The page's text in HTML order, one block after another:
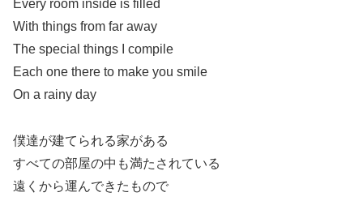
Every room inside is filled
With things from far away
The special things I compile
Each one there to make you smile
On a rainy day
僕達が建てられる家がある
すべての部屋の中も満たされている
遠くから運んできたもので